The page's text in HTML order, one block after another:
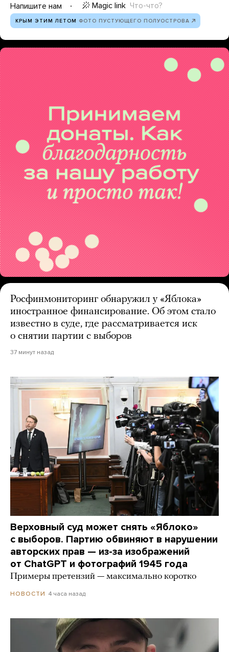
Напишите нам
Magic link Что-что?
КРЫМ ЭТИМ ЛЕТОМ ФОТО ПУСТУЮЩЕГО ПОЛУОСТРОВА
Росфинмониторинг обнаружил у «Яблока»
иностранное финансирование. Об этом стало
известно в суде, где рассматривается иск
о снятии партии с выборов
37 минут назад
Верховный суд может снять «Яблоко»
с выборов. Партию обвиняют в нарушении
авторских прав — из-за изображений
от ChatGPT и фотографий 1945 года
Примеры претензий — максимально коротко
НОВОСТИ 4 часа назад